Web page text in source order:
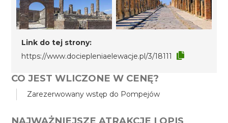
Link do tej strony:
https://www.dociepleniaelewacje.pl/3/18111
CO JEST WLICZONE W CENĘ?
Zarezerwowany wstęp do Pompejów